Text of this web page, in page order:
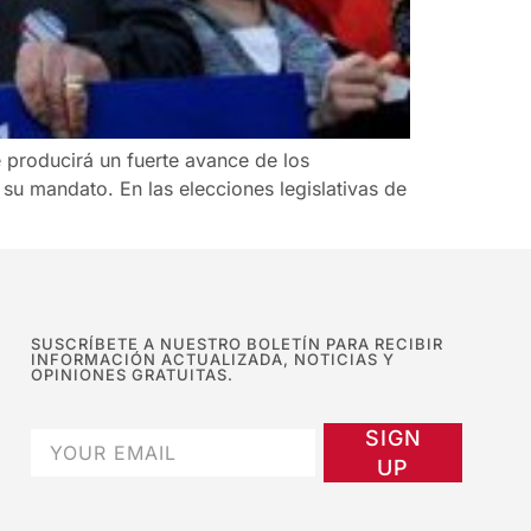
un fuerte avance de los
mandato. En las elecciones legislativas de
SUSCRÍBETE A NUESTRO BOLETÍN PARA RECIBIR
INFORMACIÓN ACTUALIZADA, NOTICIAS Y
OPINIONES GRATUITAS.
SIGN
UP